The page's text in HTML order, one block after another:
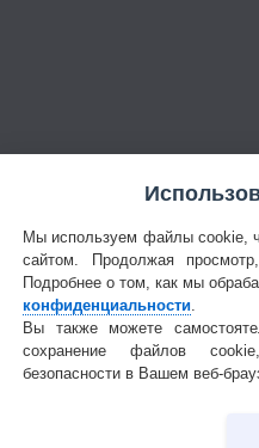
Мы используем файлы cookie,
сайтом. Продолжая
Подробнее о том, как мы
конфиденциальности
Вы также можете
сохранение файлов
безопасности в Вашем веб-